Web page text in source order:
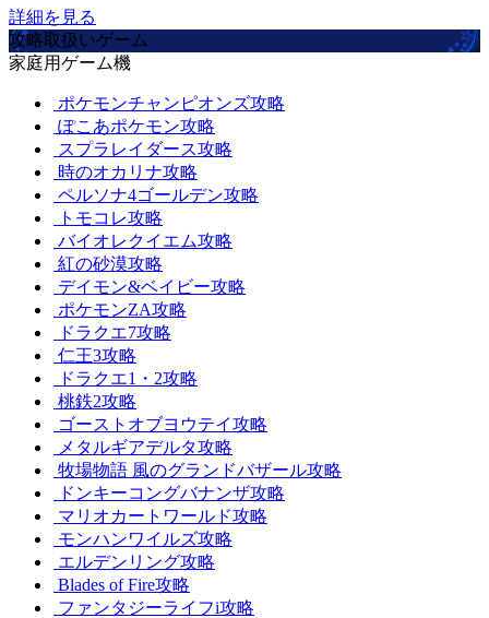
詳細を見る
攻略取扱いゲーム
家庭用ゲーム機
ポケモンチャンピオンズ攻略
ぽこあポケモン攻略
スプラレイダース攻略
時のオカリナ攻略
ペルソナ4ゴールデン攻略
トモコレ攻略
バイオレクイエム攻略
紅の砂漠攻略
デイモン&ベイビー攻略
ポケモンZA攻略
ドラクエ7攻略
仁王3攻略
ドラクエ1・2攻略
桃鉄2攻略
ゴーストオブヨウテイ攻略
メタルギアデルタ攻略
牧場物語 風のグランドバザール攻略
ドンキーコングバナンザ攻略
マリオカートワールド攻略
モンハンワイルズ攻略
エルデンリング攻略
Blades of Fire攻略
ファンタジーライフi攻略